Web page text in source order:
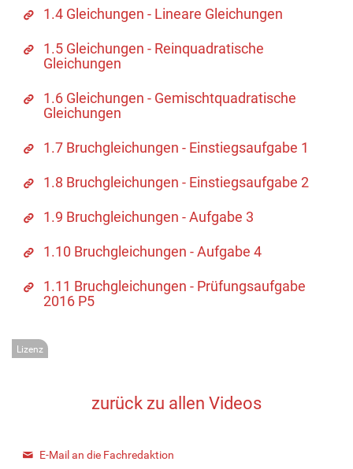
1.4 Gleichungen - Lineare Gleichungen
1.5 Gleichungen - Reinquadratische
Gleichungen
1.6 Gleichungen - Gemischtquadratische
Gleichungen
1.7 Bruchgleichungen - Einstiegsaufgabe 1
1.8 Bruchgleichungen - Einstiegsaufgabe 2
1.9 Bruchgleichungen - Aufgabe 3
1.10 Bruchgleichungen - Aufgabe 4
1.11 Bruchgleichungen - Prüfungsaufgabe
2016 P5
Lizenz
zurück zu allen Videos
E-Mail an die Fachredaktion